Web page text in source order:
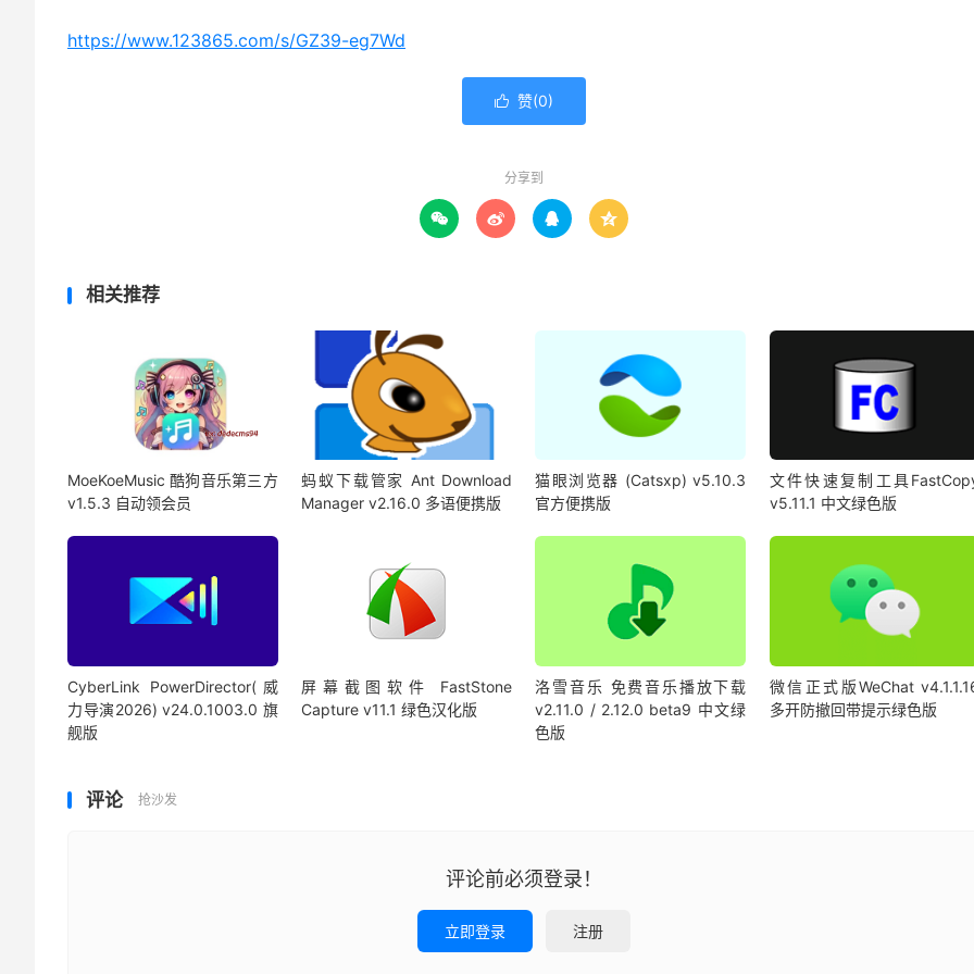
https://www.123865.com/s/GZ39-eg7Wd
 赞(0)
分享到
   
相关推荐
MoeKoeMusic 酷狗音乐第三方
v1.5.3 自动领会员
蚂蚁下载管家 Ant Download
Manager v2.16.0 多语便携版
猫眼浏览器 (Catsxp) v5.10.3
官方便携版
文件快速复制工具
v5.11.1 中文绿色版
CyberLink PowerDirector(威
力导演2026) v24.0.1003.0 旗
舰版
屏幕截图软件 FastStone
Capture v11.1 绿色汉化版
洛雪音乐 免费音乐播放下载
v2.11.0 / 2.12.0 beta9 中文绿
色版
微信正式版WeChat
多开防撤回带提示绿色版
评论 抢沙发
评论前必须登录！
立即登录 注册